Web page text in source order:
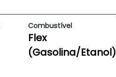
Combustível
Flex
(Gasolina/Etanol)